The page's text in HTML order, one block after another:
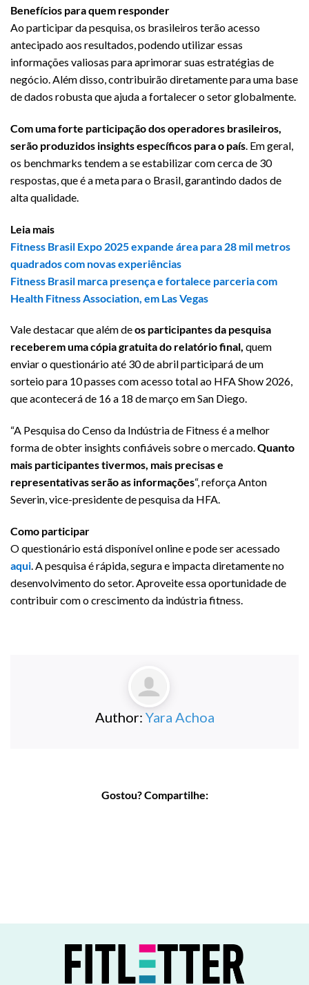
Benefícios para quem responder
Ao participar da pesquisa, os brasileiros terão acesso
antecipado aos resultados, podendo utilizar essas
informações valiosas para aprimorar suas estratégias de
negócio. Além disso, contribuirão diretamente para uma base
de dados robusta que ajuda a fortalecer o setor globalmente.
Com uma forte participação dos operadores brasileiros,
serão produzidos insights específicos para o país. Em geral,
os benchmarks tendem a se estabilizar com cerca de 30
respostas, que é a meta para o Brasil, garantindo dados de
alta qualidade.
Leia mais
Fitness Brasil Expo 2025 expande área para 28 mil metros
quadrados com novas experiências
Fitness Brasil marca presença e fortalece parceria com
Health Fitness Association, em Las Vegas
Vale destacar que além deos participantes da pesquisa
receberem uma cópia gratuita do relatório final, quem
enviar o questionário até 30 de abril participará de um
sorteio para 10 passes com acesso total ao HFA Show 2026,
que acontecerá de 16 a 18 de março em San Diego.
“A Pesquisa do Censo da Indústria de Fitness é a melhor
forma de obter insights confiáveis sobre o mercado.Quanto
mais participantes tivermos, mais precisas e
representativas serão as informações“, reforça Anton
Severin, vice-presidente de pesquisa da HFA.
Como participar
O questionário está disponível online e pode ser acessado
aqui. A pesquisa é rápida, segura e impacta diretamente no
desenvolvimento do setor. Aproveite essa oportunidade de
contribuir com o crescimento da indústria fitness.
Author: Yara Achoa
Gostou? Compartilhe: